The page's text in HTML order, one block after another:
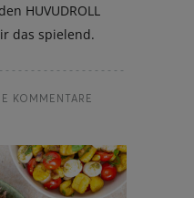
HUVUDROLL
das spielend.
KOMMENTARE